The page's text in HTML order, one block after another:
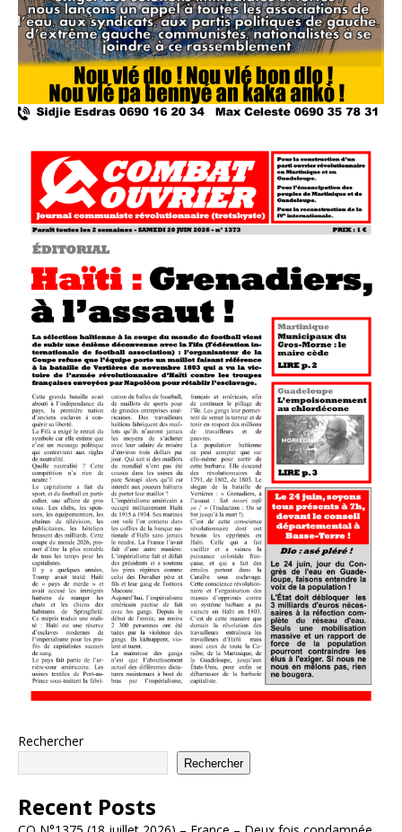
Rechercher
Rechercher
Recent Posts